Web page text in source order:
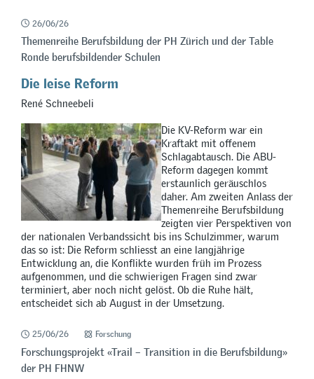
26/06/26
Themenreihe Berufsbildung der PH Zürich und der Table
Ronde berufsbildender Schulen
Die leise Reform
René Schneebeli
Die KV-Reform war ein
Kraftakt mit offenem
Schlagabtausch. Die ABU-
Reform dagegen kommt
erstaunlich geräuschlos
daher. Am zweiten Anlass der
Themenreihe Berufsbildung
zeigten vier Perspektiven von
der nationalen Verbandssicht bis ins Schulzimmer, warum
das so ist: Die Reform schliesst an eine langjährige
Entwicklung an, die Konflikte wurden früh im Prozess
aufgenommen, und die schwierigen Fragen sind zwar
terminiert, aber noch nicht gelöst. Ob die Ruhe hält,
entscheidet sich ab August in der Umsetzung.
25/06/26 Forschung
Forschungsprojekt «Trail – Transition in die Berufsbildung»
der PH FHNW